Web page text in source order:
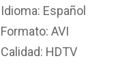
Idioma: Español
Formato: AVI
Calidad: HDTV